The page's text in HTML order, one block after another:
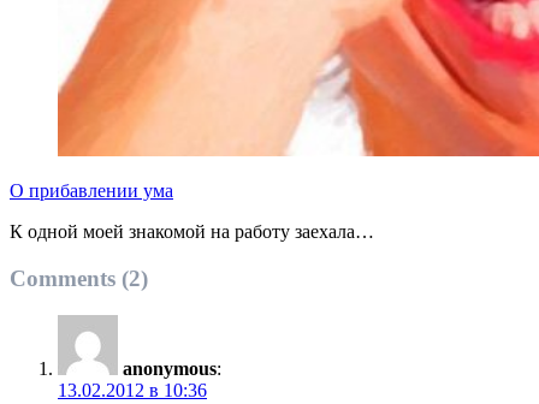
О прибавлении ума
К одной моей знакомой на работу заехала…
Comments (2)
anonymous:
13.02.2012 в 10:36